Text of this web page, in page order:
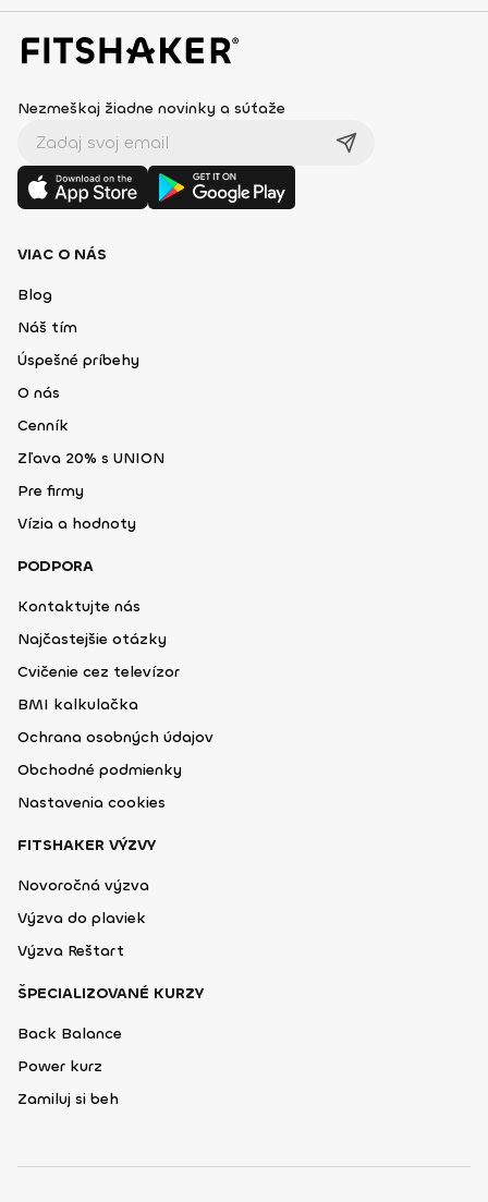
Nezmeškaj žiadne novinky a súťaže
VIAC O NÁS
Blog
Náš tím
Úspešné príbehy
O nás
Cenník
Zľava 20% s UNION
Pre firmy
Vízia a hodnoty
PODPORA
Kontaktujte nás
Najčastejšie otázky
Cvičenie cez televízor
BMI kalkulačka
Ochrana osobných údajov
Obchodné podmienky
Nastavenia cookies
FITSHAKER VÝZVY
Novoročná výzva
Výzva do plaviek
Výzva Reštart
ŠPECIALIZOVANÉ KURZY
Back Balance
Power kurz
Zamiluj si beh